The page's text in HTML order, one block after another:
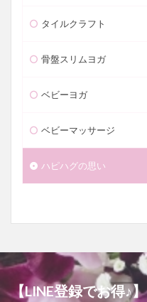
タイルクラフト
骨盤スリムヨガ
ベビーヨガ
ベビーマッサージ
ハピハグの思い
【LINE登録でお得♪】